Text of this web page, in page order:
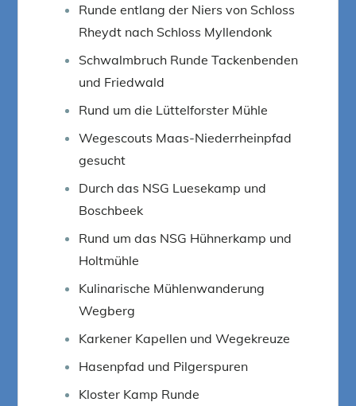
Runde entlang der Niers von Schloss
Rheydt nach Schloss Myllendonk
Schwalmbruch Runde Tackenbenden
und Friedwald
Rund um die Lüttelforster Mühle
Wegescouts Maas-Niederrheinpfad
gesucht
Durch das NSG Luesekamp und
Boschbeek
Rund um das NSG Hühnerkamp und
Holtmühle
Kulinarische Mühlenwanderung
Wegberg
Karkener Kapellen und Wegekreuze
Hasenpfad und Pilgerspuren
Kloster Kamp Runde